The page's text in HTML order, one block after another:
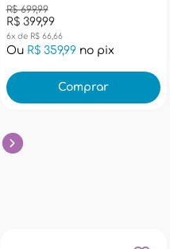
R$ 399,99
R$ 699,99
6x de R$ 66,66
Ou R$ 359,99no pix
Comprar